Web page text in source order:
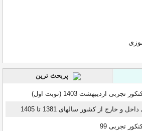
پربحث ترین
اردیبهشت 1403 (نوبت اول)
خارج از کشور سالهای 1381 تا 1405
تجربی 99